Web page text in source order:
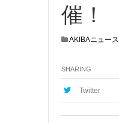
催！
AKIBAニュース
SHARING
Twitter